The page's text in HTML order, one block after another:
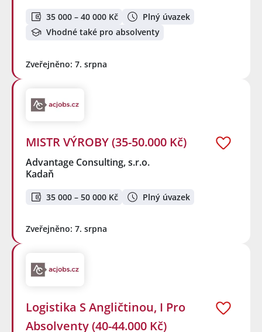
35 000 – 40 000 Kč
Plný úvazek
Vhodné také pro absolventy
Zveřejněno: 7. srpna
MISTR VÝROBY (35-50.000 Kč)
Advantage Consulting, s.r.o.
Kadaň
35 000 – 50 000 Kč Plný úvazek
Zveřejněno: 7. srpna
Logistika S Angličtinou, I Pro
Absolventy (40-44.000 Kč)